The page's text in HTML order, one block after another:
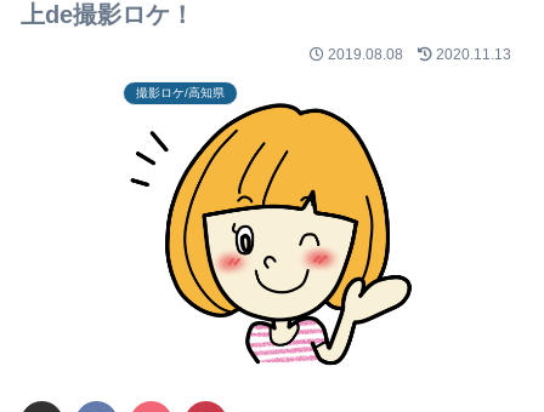
上de撮影ロケ！
2019.08.08 2020.11.13
撮影ロケ/高知県